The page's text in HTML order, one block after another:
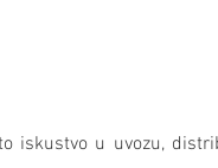
iskustvo u uvozu,